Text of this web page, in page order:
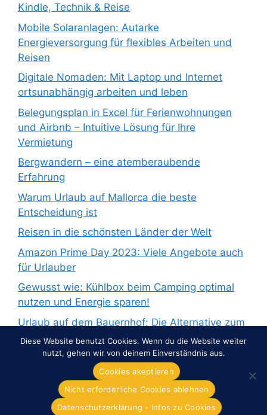
Kindle, Technik & Reise
Mobile Solaranlagen: Autarke
Energieversorgung für flexibles Arbeiten und
Reisen
Digitale Nomaden: Mit Laptop und Internet
ortsunabhängig arbeiten und leben
Belegungsplan in Excel für Ferienwohnungen
und Airbnb – Intuitive Lösung für Ihre
Vermietung
Bergwandern – eine atemberaubende
Erfahrung
Warum Urlaub auf Mallorca die beste
Entscheidung ist
Reisen in die schönsten Länder der Welt
Amazon Prime Day 2023: Viele Angebote auch
für Urlauber
Gewusst wie: Kühlbox beim Camping optimal
nutzen und Energie sparen!
Urlaub auf dem Bauernhof: Die Alternative zum
Pauschalurlaub
© 2026 Overnight-Europe.de• Erstellt mit
GeneratePress
Diese Website benutzt Cookies. Wenn du die Website weiter
nutzt, gehen wir von deinem Einverständnis aus.
Cookies akeptieren
Nicht erforderliche Cookies ablehnen
Datenschutzerklärung - Infos zu Cookies